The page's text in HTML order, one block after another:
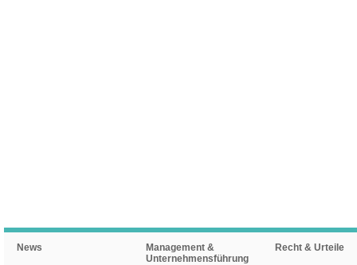
News
Management &
Unternehmensführung
Recht & Urteile